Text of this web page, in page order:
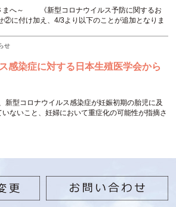
まへ～ 《新型コロナウイルス予防に関するお
②に付け加え、4/3より以下のことが追加となりま
せ
感染症に対する日本生殖医学会から
新型コロナウイルス感染症が妊娠初期の胎児に及
ないこと、妊婦において重症化の可能性が指摘さ